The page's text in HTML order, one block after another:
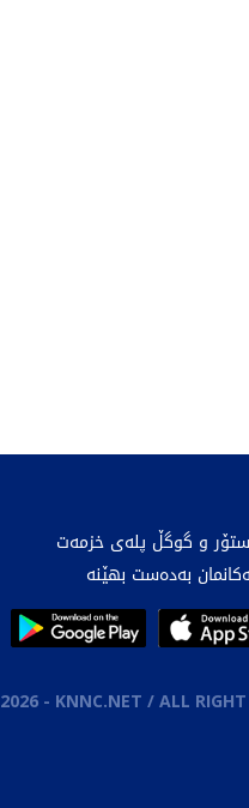
و گوگڵ پلەی خزمەت
بەدەست بهێنە
2026- KNNC.NET / ALL RIGHT